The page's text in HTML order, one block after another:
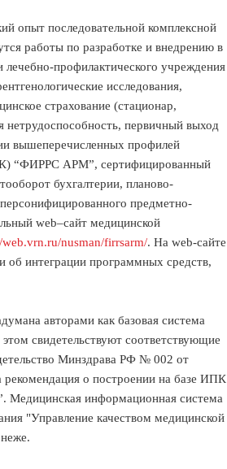
опыт последовательной комплексной
работы по разработке и внедрению в
профилактического учреждения
исследования,
страхование (стационар,
нетрудоспособность, первичный выход
вышеперечисленных профилей
“ФИРРС АРМ”, сертифицированный
бухгалтерии, планово-
предметно-
web–сайт медицинской
nusman/firrsarm/. На web-сайте
об интеграции программных средств,
авторами как базовая система
свидетельствуют соответствующие
Минздрава РФ № 002 от
рекомендация о построении на базе ИПК
информационная система
"Управление качеством медицинской